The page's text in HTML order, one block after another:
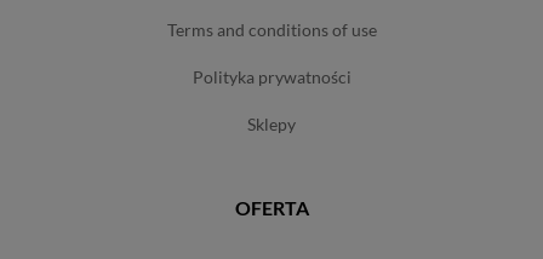
terms and conditions of use
polityka prywatności
sklepy
OFERTA